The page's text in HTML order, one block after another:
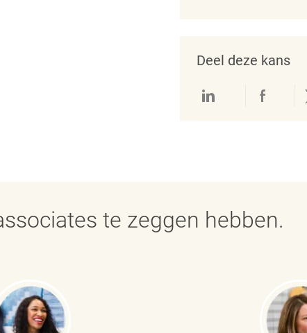
Deel deze kans
Delen via LinkedIn
Delen
te zeggen hebben.